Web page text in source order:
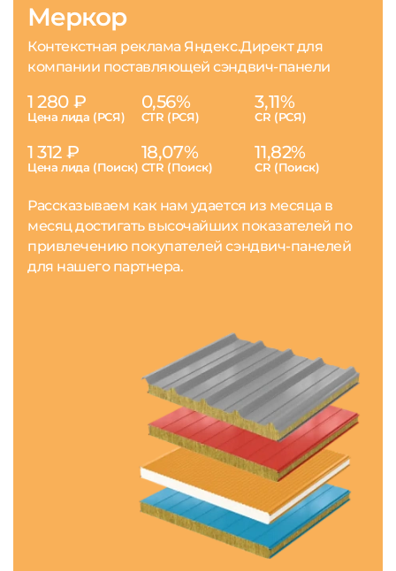
Меркор
Контекстная реклама Яндекс.Директ для
компании поставляющей сэндвич-панели
1 280 ₽
Цена лида (РСЯ)
0,56%
CTR (РСЯ)
3,11%
CR (РСЯ)
1 312 ₽
Цена лида (Поиск)
18,07%
CTR (Поиск)
11,82%
CR (Поиск)
Рассказываем как нам удается из месяца в
месяц достигать высочайших показателей по
привлечению покупателей сэндвич-панелей
для нашего партнера.